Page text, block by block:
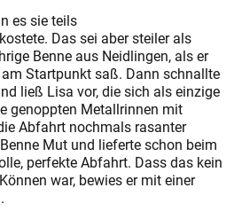
es sie teils
Das sei aber steiler als
Benne aus Neidlingen, als er
Startpunkt saß. Dann schnallte
ließ Lisa vor, die sich als einzige
genoppten Metallrinnen mit
Abfahrt nochmals rasanter
Mut und lieferte schon beim
perfekte Abfahrt. Dass das kein
war, bewies er mit einer